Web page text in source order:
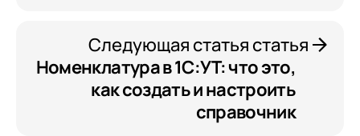
Следующая статья статья
Номенклатура в 1С:УТ: что это,
как создать и настроить
справочник